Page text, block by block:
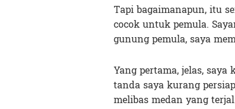
Tapi bagaimanapun, itu
cocok untuk pemula.
gunung pemula, saya
Yang pertama, jelas,
tanda saya kurang
melibas medan yang